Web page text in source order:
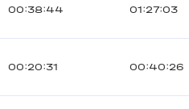
00:38:44 01:27:03
00:20:31 00:40:26